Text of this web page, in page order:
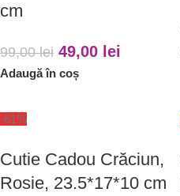
cm
99,00lei 49,00 lei
Adaugă în coș
-61%
Cutie Cadou Crăciun,
Rosie, 23.5*17*10 cm